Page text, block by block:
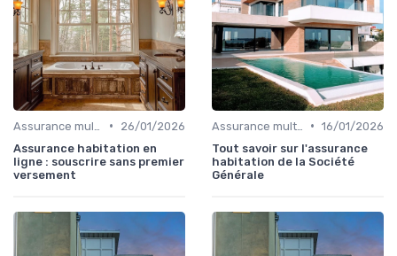
•
26/01/2026
Assurance habitation en
ligne : souscrire sans premier
versement
• 16/01/2026
Tout savoir sur l'assurance
habitation de la Société
Générale